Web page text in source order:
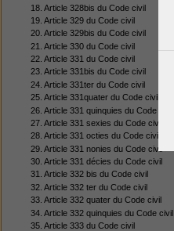
18. Article 328bis du Code civil
19. Article 329 du Code civil
20. Article 329bis du Code civil
21. Article 330 du Code civil
22. Article 331 du Code civil
23. Article 331bis du Code civil
24. Article 331ter du Code civil
25. Article 331quater du Code civil
26. Article 331 quinquies du Code civil
27. Article 331 sexies du Code civil
28. Article 331 octies du Code civil
29. Article 331 nonies du Code civil
30. Article 331 décies du Code civil
31. Article 332 bis du Code civil
32. Article 332 ter du Code civil
33. Article 332 quater du Code civil
34. Article 332 quinquies du Code civil
35. Article 333 du Code civil